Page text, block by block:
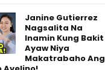
Janine Gutierrez
Nagsalita Na
Inamin Kung Bakit
Ayaw Niya
Makatrabaho Ang